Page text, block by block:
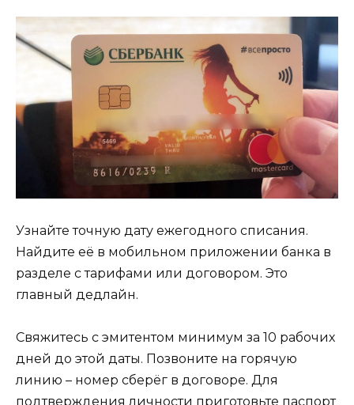
Узнайте точную дату ежегодного списания.
Найдите её в мобильном приложении банка в
разделе с тарифами или договором. Это
главный дедлайн.
Свяжитесь с эмитентом минимум за 10 рабочих
дней до этой даты. Позвоните на горячую
линию – номер сберёг в договоре. Для
подтверждения личности приготовьте паспорт